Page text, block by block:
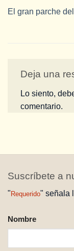
El gran parche
Deja una
Lo siento,
comentario.
Suscríbete a
" Requerido" señala
NOMBRE
REQUERIDO
Nombre